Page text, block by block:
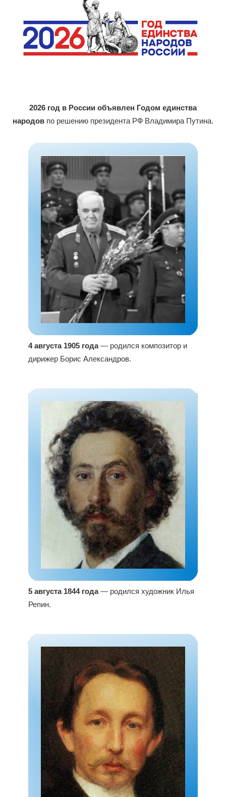
2026 год в России объявлен Годом единства
народов по решению президента РФ Владимира Путина.
4 августа 1905 года— родился композитор и
дирижер Борис Александров.
5 августа 1844 года— родился художник Илья
Репин.